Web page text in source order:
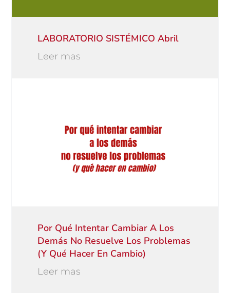
LABORATORIO SISTÉMICO Abril
Leer mas
Por Qué Intentar Cambiar A Los
Demás No Resuelve Los Problemas
(y Qué Hacer En Cambio)
Leer mas